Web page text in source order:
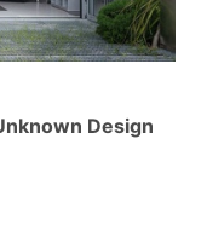
Design